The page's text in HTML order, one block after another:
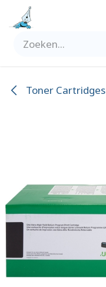
Overslaan naar inhoud
Toner Cartridges